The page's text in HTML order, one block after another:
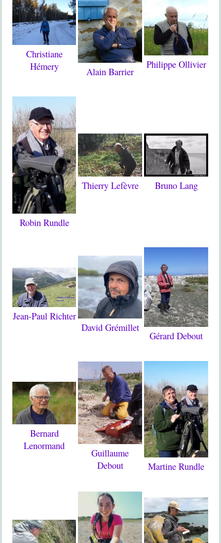
Christiane
Hémery
Alain Barrier
Philippe Ollivier
Robin Rundle
Thierry Lefèvre Bruno Lang
Jean-Paul Richter
David Grémillet
Gérard Debout
Bernard
Lenormand
Guillaume
Debout
Martine Rundle